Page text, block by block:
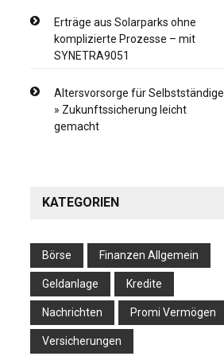
Erträge aus Solarparks ohne
komplizierte Prozesse – mit
SYNETRA9051
Altersvorsorge für Selbstständige
» Zukunftssicherung leicht
gemacht
KATEGORIEN
Börse Finanzen Allgemein
Geldanlage Kredite
Nachrichten Promi Vermögen
Versicherungen